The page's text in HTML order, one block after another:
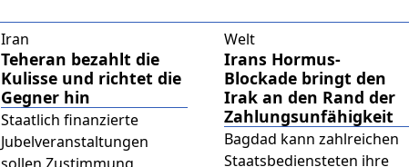
Iran
Teheran bezahlt die
Kulisse und richtet die
Gegner hin
Staatlich finanzierte
Jubelveranstaltungen
Welt
Irans Hormus-
Blockade bringt den
Irak an den Rand der
Zahlungsunfähigkeit
Bagdad kann zahlreichen
Staatsbediensteten ihre